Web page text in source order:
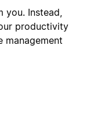
you. Instead,
productivity
management